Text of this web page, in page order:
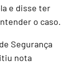
e disse ter
o caso.
Segurança
nota